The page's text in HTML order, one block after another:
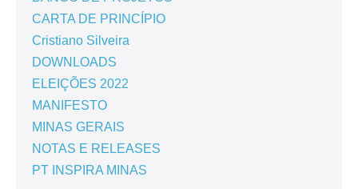
CARTA DE PRINCÍPIO
Cristiano Silveira
DOWNLOADS
ELEIÇÕES 2022
MANIFESTO
MINAS GERAIS
NOTAS E RELEASES
PT INSPIRA MINAS